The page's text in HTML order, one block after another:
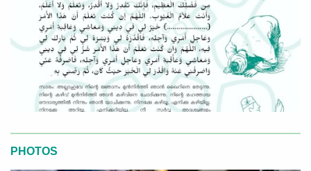
PHOTOS